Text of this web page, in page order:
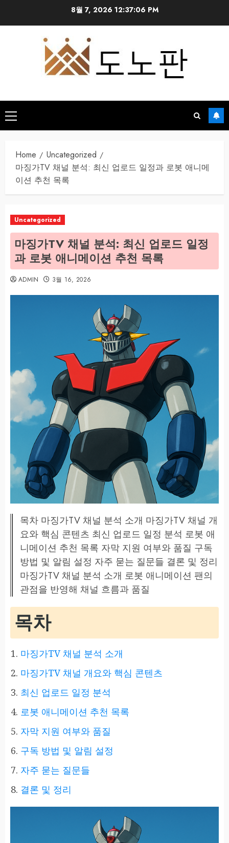
8월 7, 2026 12:37:08 PM
Primary
Menu
Home
Uncategorized
마징가TV 채널 분석: 최신 업로드 일정과 로봇 애니메
이션 추천 목록
Uncategorized
마징가TV 채널 분석: 최신 업로드 일정
과 로봇 애니메이션 추천 목록
ADMIN 3월 16, 2026
목차 마징가TV 채널 분석 소개 마징가TV 채널 개
요와 핵심 콘텐츠 최신 업로드 일정 분석 로봇 애
니메이션 추천 목록 자막 지원 여부와 품질 구독
방법 및 알림 설정 자주 묻는 질문들 결론 및 정리
마징가TV 채널 분석 소개 로봇 애니메이션 팬의
관점을 반영해 채널 흐름과 품질
목차
마징가TV 채널 분석 소개
마징가TV 채널 개요와 핵심 콘텐츠
최신 업로드 일정 분석
로봇 애니메이션 추천 목록
자막 지원 여부와 품질
구독 방법 및 알림 설정
자주 묻는 질문들
결론 및 정리